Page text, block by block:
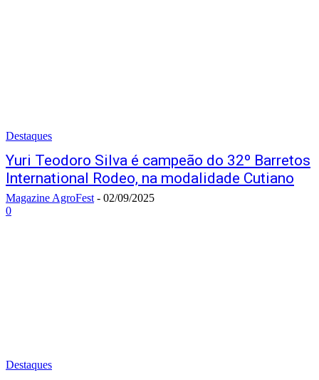
Destaques
Yuri Teodoro Silva é campeão do 32º Barretos
International Rodeo, na modalidade Cutiano
Magazine AgroFest - 02/09/2025
0
Destaques